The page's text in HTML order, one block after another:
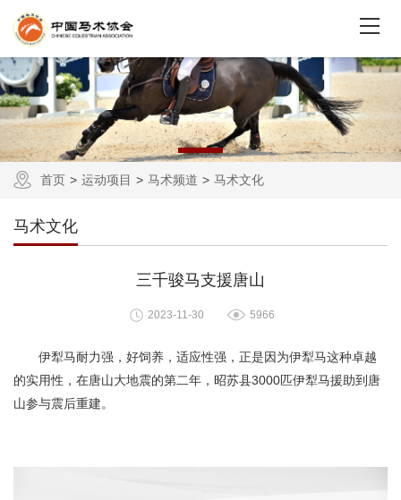
首页 运动项目 马术频道 马术文化
马术文化
三千骏马支援唐山
2023-11-30 5966
伊犁马耐力强，好饲养，适应性强，正是因为伊犁马这种卓越
的实用性，在唐山大地震的第二年，昭苏县3000匹伊犁马援助到唐
山参与震后重建。